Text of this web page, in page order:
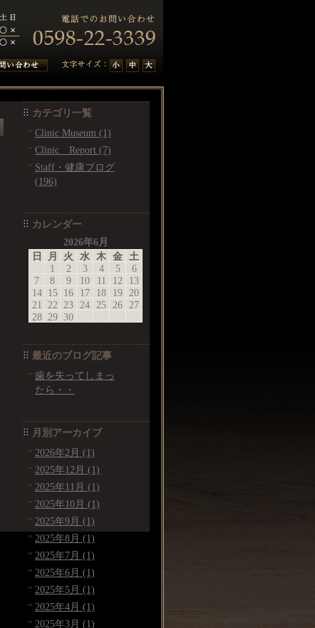
カテゴリ一覧
Clinic Museum (1)
Clinic Report (7)
Staff・健康ブログ
(196)
カレンダー
2026年6月
日
月 火 水 木 金
土
1
2 3 4 5
6
7
8 9 10 11 12
13
14 15 16 17 18 19
20
21
22 23 24 25 26
27
28 29 30
最近のブログ記事
歯を失ってしまっ
たら・・
月別アーカイブ
2026年2月 (1)
2025年12月 (1)
2025年11月 (1)
2025年10月 (1)
2025年9月 (1)
2025年8月 (1)
2025年7月 (1)
2025年6月 (1)
2025年5月 (1)
2025年4月 (1)
2025年3月 (1)